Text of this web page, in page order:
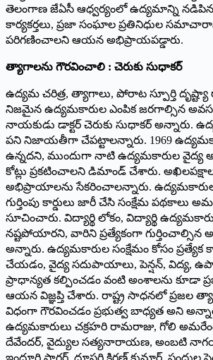
తెలంగాణ జేఏసీ ఆధ్వర్యంలో ఉద్యమాన్ని
కార్యకర్తలు, ప్రజా సంఘాల ప్రతినిధుల
పరిగణించాలని ఆయన అభిప్రాయపడ్డారు.
త్యాగాలను గౌరవించాలి : చెరుకు సుధాకర్
ఉద్యమ చరిత్ర, త్యాగాలు, పోరాట స్పూర్తి
నిజమైన ఉద్యమకారుల ఎంపిక జరగాల్సిన
నాయకుడు డాక్టర్ చెరుకు సుధాకర్ అన్నారు.
పని నిజాయతీగా చేపట్టాలన్నారు. 1969
ఉన్నదని, ముందుగా నాటి ఉద్యమకారుల వైద్య
కోట్లు ప్రకటించాలని డిమాండ్ చేశారు.
అభిప్రాయాలను సేకరించాలన్నారు.
గుర్తింపు కార్డులు జారీ చేసి సంక్షేమ పథకాలు
సూచించారు. విద్యార్థి లోకం, విద్యార్థి
నష్టపోయారని, వారిని ప్రత్యేకంగా గుర్తించాల్సిన
అన్నారు. ఉద్యమకారుల సంక్షేమం కోసం ప్రత్యేక
చేయడం, వైద్య సదుపాయాలు, పెన్షన్, విద్య,
ప్రాధాన్యత కల్పించడం వంటి అంశాలను కూడా
ఆయన విజ్ఞప్తి చేశారు. రాష్ట్ర సాధనలో ప్రజల
విధంగా గౌరవించడం ప్రభుత్వ బాధ్యత అని
ఉద్యమకారులు చక్రహరి రామరాజు, గోలి
దేవేందర్, వైద్యుల సత్యనారాయణ, అంబటి
ఇందూరి సాగర్, దూసరి కిరణ్ కుమార్, పందుల